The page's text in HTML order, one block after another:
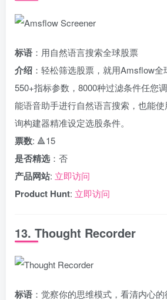
标语 ：用自然语言搜索全球股票
介绍 ：轻松筛选股票，就用Amsflow
550+指标参数，8000种过滤条件任您
能语音助手进行自然语言搜索，也能
询构建器精准设定选股条件。
票数: 🔺15
是否精选 ：否
产品网站: 立即访问
Product Hunt: 立即访问
13. Thought Recorder
标语 ：觉察你的思维模式，看清内心